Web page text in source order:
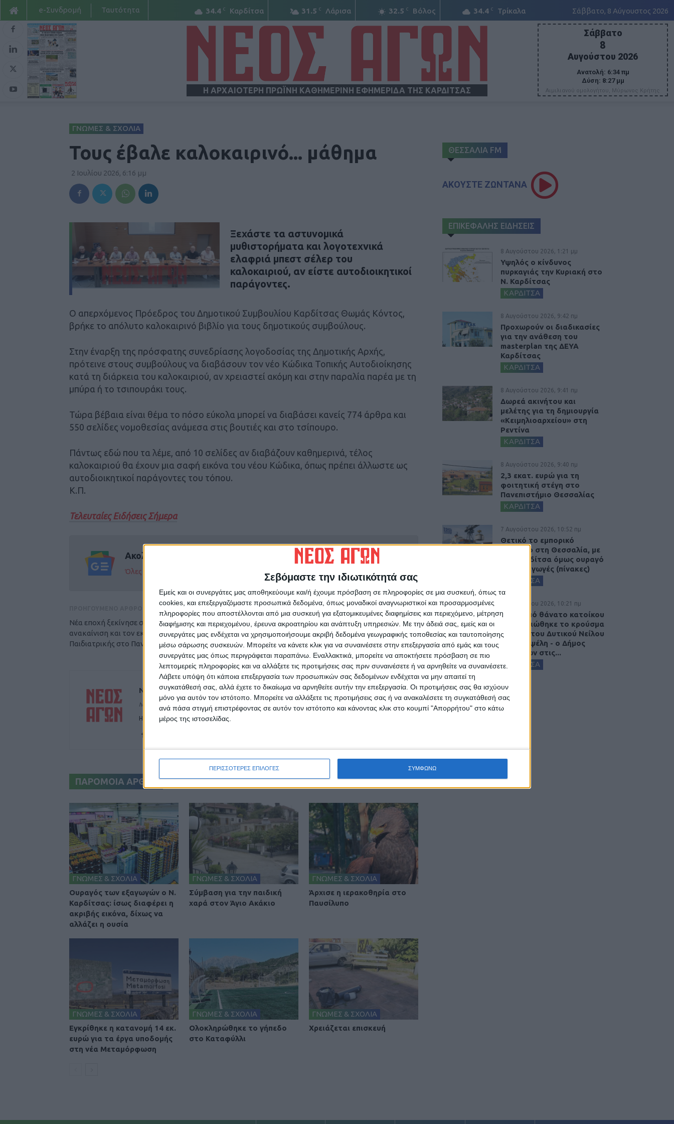
Σεβόμαστε την ιδιωτικότητά σας
Εμείς και οι συνεργάτες μας αποθηκεύουμε και/ή έχουμε πρόσβαση σε πληροφορίες σε μια συσκευή, όπως τα
cookies, και επεξεργαζόμαστε προσωπικά δεδομένα, όπως μοναδικοί αναγνωριστικοί και προσαρμοσμένες
πληροφορίες που αποστέλλονται από μια συσκευή για εξατομικευμένες διαφημίσεις και περιεχόμενο, μέτρηση
διαφήμισης και περιεχομένου, έρευνα ακροατηρίου και ανάπτυξη υπηρεσιών. Με την άδειά σας, εμείς και οι
συνεργάτες μας ενδέχεται να χρησιμοποιήσουμε ακριβή δεδομένα γεωγραφικής τοποθεσίας και ταυτοποίησης
μέσω σάρωσης συσκευών. Μπορείτε να κάνετε κλικ για να συναινέσετε στην επεξεργασία από εμάς και τους
συνεργάτες μας όπως περιγράφεται παραπάνω. Εναλλακτικά, μπορείτε να αποκτήσετε πρόσβαση σε πιο
λεπτομερείς πληροφορίες και να αλλάξετε τις προτιμήσεις σας πριν συναινέσετε ή να αρνηθείτε να συναινέσετε.
Λάβετε υπόψη ότι κάποια επεξεργασία των προσωπικών σας δεδομένων ενδέχεται να μην απαιτεί τη
συγκατάθεσή σας, αλλά έχετε το δικαίωμα να αρνηθείτε αυτήν την επεξεργασία. Οι προτιμήσεις σας θα ισχύουν
μόνο για αυτόν τον ιστότοπο. Μπορείτε να αλλάξετε τις προτιμήσεις σας ή να ανακαλέσετε τη συγκατάθεσή σας
ανά πάσα στιγμή επιστρέφοντας σε αυτόν τον ιστότοπο και κάνοντας κλικ στο κουμπί "Απορρήτου" στο κάτω
μέρος της ιστοσελίδας.
ΠΕΡΙΣΣΟΤΕΡΕΣ ΕΠΙΛΟΓΕΣ ΣΥΜΦΩΝΩ
34.4 C Καρδίτσα 31.5 C Λάρισα 32.5 C Βόλος 34.4 C Τρίκαλα Σάββατο, 8 Αύγουστος 2026
e-Συνδρομή Ταυτότητα
Η ΑΡΧΑΙΟΤΕΡΗ ΠΡΩΪΝΗ ΚΑΘΗΜΕΡΙΝΗ ΕΦΗΜΕΡΙΔΑ ΤΗΣ ΚΑΡΔΙΤΣΑΣ
Σάββατο
8
Αυγούστου 2026
Ανατολή: 6:34 πμ
Δύση: 8:27 μμ
Αιμιλιανού ομολογήτου, Μύρωνος Κρήτης
ΓΝΩΜΕΣ & ΣΧΟΛΙΑ
Τους έβαλε καλοκαιρινό... μάθημα
2 Ιουλίου 2026, 6:16 μμ
Ξεχάστε τα αστυνομικά
μυθιστορήματα και λογοτεχνικά
ελαφριά μπεστ σέλερ του
καλοκαιριού, αν είστε αυτοδιοικητικοί
παράγοντες.
Ο απερχόμενος Πρόεδρος του Δημοτικού Συμβουλίου Καρδίτσας Θωμάς Κόντος,
βρήκε το απόλυτο καλοκαιρινό βιβλίο για τους δημοτικούς συμβούλους.
Στην έναρξη της πρόσφατης συνεδρίασης λογοδοσίας της Δημοτικής Αρχής,
πρότεινε στους συμβούλους να διαβάσουν τον νέο Κώδικα Τοπικής Αυτοδιοίκησης
κατά τη διάρκεια του καλοκαιριού, αν χρειαστεί ακόμη και στην παραλία παρέα με τη
μπύρα ή το τσιπουράκι τους.
Τώρα βέβαια είναι θέμα το πόσο εύκολα μπορεί να διαβάσει κανείς 774 άρθρα και
550 σελίδες νομοθεσίας ανάμεσα στις βουτιές και στο τσίπουρο.
Πάντως εδώ που τα λέμε, από 10 σελίδες αν διαβάζουν καθημερινά, τέλος
καλοκαιριού θα έχουν μια σαφή εικόνα του νέου Κώδικα, όπως πρέπει άλλωστε ως
αυτοδιοικητικοί παράγοντες του τόπου.
Κ.Π.
Τελευταίες Ειδήσεις Σήμερα
Ακολούθησε την εφημερίδα ΝΕΟΣ ΑΓΩΝ στο Google News!
Όλες οι εξελίξεις στην περιοχή της Καρδίτσας και ευρύτερα της Θεσσαλίας
Νέα εποχή ξεκίνησε στη Λάρισα με την
ανακαίνιση και τον εκσυγχρονισμό της
Παιδιατρικής στο Πανεπιστημιακό (ΦΩΤΟ)
ΕΠΟΜΕΝΟ ΑΡΘΡΟ
Θα χρειαστεί νέα χρηματοδότηση για παιδικές
χαρές σε κοινότητες
ΝΕΟΣ ΑΓΩΝ
https://neosagon.gr
Η Αρχαιότερη Καθημερινή Πρωινή Εφημερίδα της Καρδίτσας
ΠΑΡΟΜΟΙΑ ΑΡΘΡΑ
ΓΝΩΜΕΣ & ΣΧΟΛΙΑ
Ουραγός των εξαγωγών ο Ν.
Καρδίτσας: ίσως διαφέρει η
ακριβής εικόνα, δίχως να
αλλάζει η ουσία
ΓΝΩΜΕΣ & ΣΧΟΛΙΑ
Σύμβαση για την παιδική
χαρά στον Άγιο Ακάκιο
ΓΝΩΜΕΣ & ΣΧΟΛΙΑ
Άρχισε η ιερακοθηρία στο
Παυσίλυπο
ΓΝΩΜΕΣ & ΣΧΟΛΙΑ
Εγκρίθηκε η κατανομή 14 εκ.
ευρώ για τα έργα υποδομής
στη νέα Μεταμόρφωση
ΓΝΩΜΕΣ & ΣΧΟΛΙΑ
Ολοκληρώθηκε το γήπεδο
στο Καταφύλλι
ΓΝΩΜΕΣ & ΣΧΟΛΙΑ
Χρειάζεται επισκευή
ΘΕΣΣΑΛΙΑ FM
ΑΚΟΥΣΤΕ ΖΩΝΤΑΝΑ
ΕΠΙΚΕΦΑΛΗΣ ΕΙΔΗΣΕΙΣ
8 Αυγούστου 2026, 1:21 μμ
Υψηλός ο κίνδυνος
πυρκαγιάς την Κυριακή στο
Ν. Καρδίτσας
ΚΑΡΔΙΤΣΑ
8 Αυγούστου 2026, 9:42 πμ
Προχωρούν οι διαδικασίες
για την ανάθεση του
masterplan της ΔΕΥΑ
Καρδίτσας
ΚΑΡΔΙΤΣΑ
8 Αυγούστου 2026, 9:41 πμ
Δωρεά ακινήτου και
μελέτης για τη δημιουργία
«Κειμηλιοαρχείου» στη
Ρεντίνα
ΚΑΡΔΙΤΣΑ
8 Αυγούστου 2026, 9:40 πμ
2,3 εκατ. ευρώ για τη
φοιτητική στέγη στο
Πανεπιστήμιο Θεσσαλίας
ΚΑΡΔΙΤΣΑ
7 Αυγούστου 2026, 10:52 πμ
Θετικό το εμπορικό
ισοζύγιο στη Θεσσαλία, με
την Καρδίτσα όμως ουραγό
στις εξαγωγές (πίνακες)
ΚΑΡΔΙΤΣΑ
7 Αυγούστου 2026, 10:21 πμ
Μετά από θάνατο κατοίκου
επιβεβαιώθηκε το κρούσμα
του ιού του Δυτικού Νείλου
στην Κυψέλη - ο Δήμος
Σοφάδων στις...
ΚΑΡΔΙΤΣΑ